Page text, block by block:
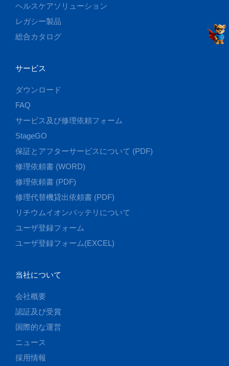
ヘルスケアソリューション
レガシー製品
総合カタログ
サービス
ダウンロード
FAQ
サービス及び修理依頼フォーム
StageGO
保証とアフターサービスについて (PDF)
修理依頼書 (WORD)
修理依頼書 (PDF)
修理代替機貸出依頼書 (PDF)
リチウムイオンバッテリについて
ユーザ登録フォーム
ユーザ登録フォーム(EXCEL)
当社について
会社概要
認証及び受賞
国際的な運営
ニュース
採用情報